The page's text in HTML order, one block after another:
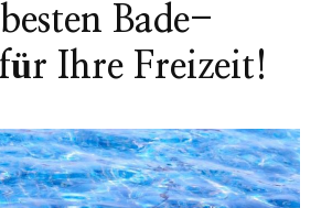
Bade-
Ihre Freizeit!